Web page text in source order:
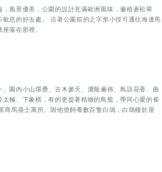
風景優美，公園的設計充滿歐洲風味，遍植蒼松翠
息的好去處。 沿著公園前的之字形小徑可通往海邊馬
落在那裡。
園內小山環疊、古木參天、濃蔭遍佈、鳥語花香、曲
極、下象棋，有的更提著精緻的鳥籠，帶同心愛的雀
馬葵士寓所。因他曾飼養數百隻白鴿，白鴿棲於屋